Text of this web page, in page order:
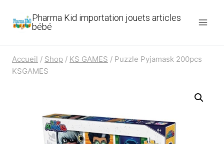
Pharma Kid importation jouets articles
bébé
Accueil / Shop / KS GAMES / Puzzle Pyjamask 200pcs
KSGAMES